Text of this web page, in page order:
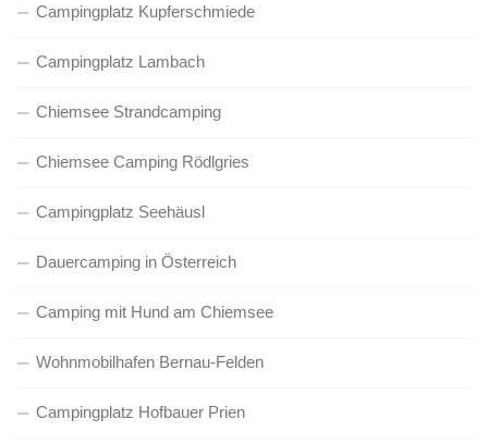
Campingplatz Kupferschmiede
Campingplatz Lambach
Chiemsee Strandcamping
Chiemsee Camping Rödlgries
Campingplatz Seehäusl
Dauercamping in Österreich
Camping mit Hund am Chiemsee
Wohnmobilhafen Bernau-Felden
Campingplatz Hofbauer Prien